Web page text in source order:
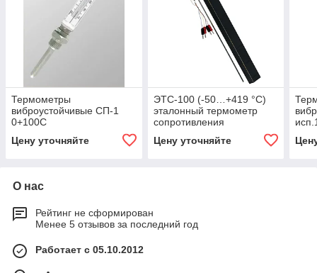
Термометры
виброустойчивые СП-1
0+100С
Цену уточняйте
ЭТС-100 (-50…+419 °С)
эталонный термометр
сопротивления
Цену уточняйте
О нас
Рейтинг не сформирован
Менее 5 отзывов за последний год
Работает с 05.10.2012